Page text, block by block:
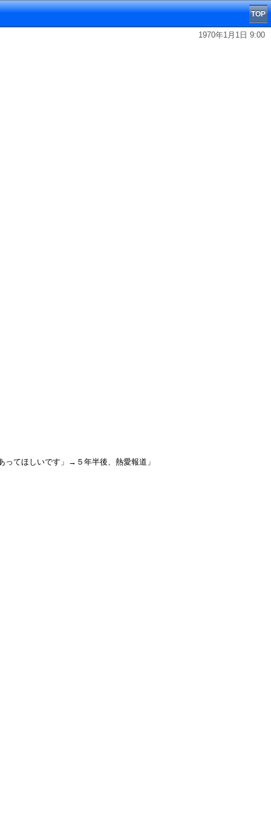
TOP
1970年1月1日 9:00
ってほしいです」→５年半後、熱愛報道」